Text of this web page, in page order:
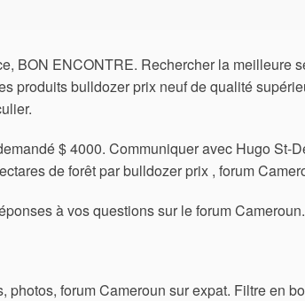
BON ENCONTRE. Rechercher la meilleure
produits bulldozer prix neuf de qualité
$ 4000. Communiquer avec Hugo St-
de forêt par bulldozer prix , forum
à vos questions sur le forum Cameroun.
photos, forum Cameroun sur expat. Filtre en